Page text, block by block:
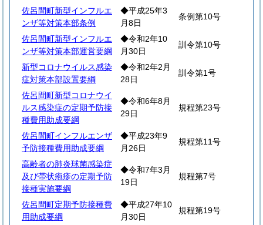
佐呂間町新型インフルエ
ンザ等対策本部条例
◆平成25年3
月8日
条例第10号
佐呂間町新型インフルエ
ンザ等対策本部運営要綱
◆令和2年10
月30日
訓令第10号
新型コロナウイルス感染
症対策本部設置要綱
◆令和2年2月
28日
訓令第1号
佐呂間町新型コロナウイ
ルス感染症の定期予防接
種費用助成要綱
◆令和6年8月
29日
規程第23号
佐呂間町インフルエンザ
予防接種費用助成要綱
◆平成23年9
月26日
規程第11号
高齢者の肺炎球菌感染症
及び帯状疱疹の定期予防
接種実施要綱
◆令和7年3月
19日
規程第7号
佐呂間町定期予防接種費
用助成要綱
◆平成27年10
月30日
規程第19号